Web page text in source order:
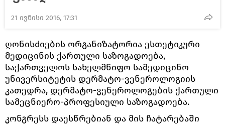
21 ივნისი 2016, 17:31
ღონისძიების ორგანიზატორია ესთეტიკური
მედიცინის ქართული საზოგადოება,
საქართველოს სახელმწიფო სამედიცინო
უნივერსიტეტის დერმატო-ვენეროლოგიის
კათედრა, დერმატო-ვენეროლოგების ქართული
სამეცნიერო-პროფესიული საზოგადოება.
კონგრესს დაესწრებიან და მის ჩატარებაში